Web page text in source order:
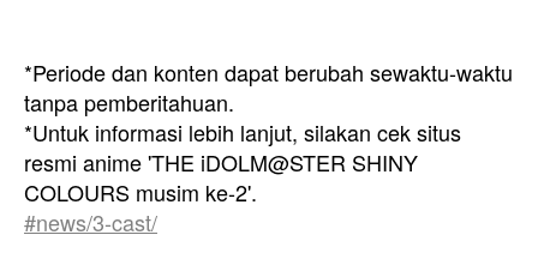
*Periode dan konten dapat berubah sewaktu-waktu
tanpa pemberitahuan.
*Untuk informasi lebih lanjut, silakan cek situs
resmi anime 'THE iDOLM@STER SHINY
COLOURS musim ke-2'.
#news/3-cast/